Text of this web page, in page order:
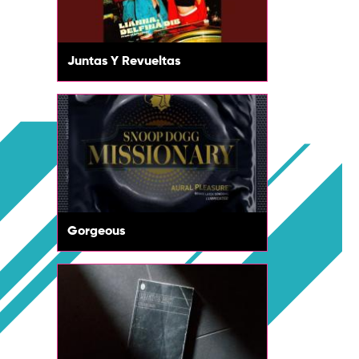
Juntas Y Revueltas
Gorgeous